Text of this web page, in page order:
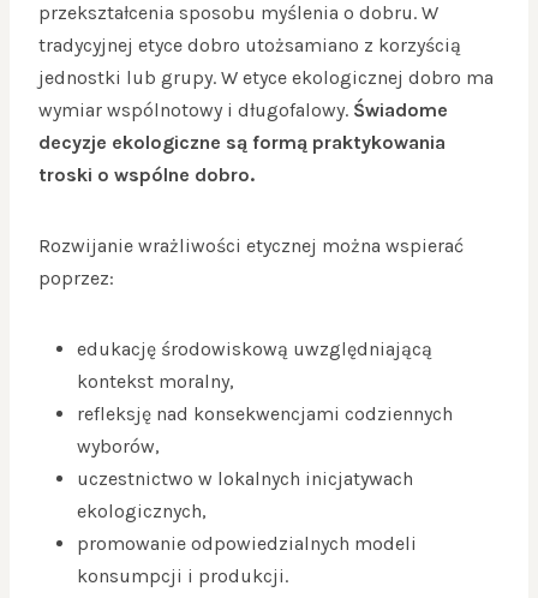
przekształcenia sposobu myślenia o dobru. W
tradycyjnej etyce dobro utożsamiano z korzyścią
jednostki lub grupy. W etyce ekologicznej dobro ma
wymiar wspólnotowy i długofalowy. Świadome
decyzje ekologiczne są formą praktykowania
troski o wspólne dobro.
Rozwijanie wrażliwości etycznej można wspierać
poprzez:
edukację środowiskową uwzględniającą
kontekst moralny,
refleksję nad konsekwencjami codziennych
wyborów,
uczestnictwo w lokalnych inicjatywach
ekologicznych,
promowanie odpowiedzialnych modeli
konsumpcji i produkcji.